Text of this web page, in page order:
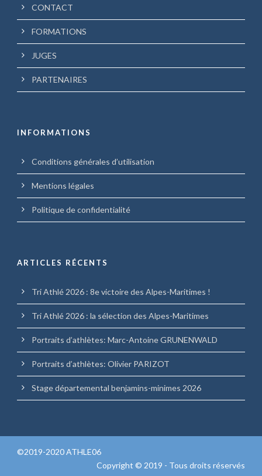
CONTACT
FORMATIONS
JUGES
PARTENAIRES
INFORMATIONS
Conditions générales d’utilisation
Mentions légales
Politique de confidentialité
ARTICLES RÉCENTS
Tri Athlé 2026 : 8e victoire des Alpes-Maritimes !
Tri Athlé 2026 : la sélection des Alpes-Maritimes
Portraits d’athlètes: Marc-Antoine GRUNENWALD
Portraits d’athlètes: Olivier PARIZOT
Stage départemental benjamins-minimes 2026
©2019-2020 ATHLE06
Copyright © 2019 - Tous droits réservés